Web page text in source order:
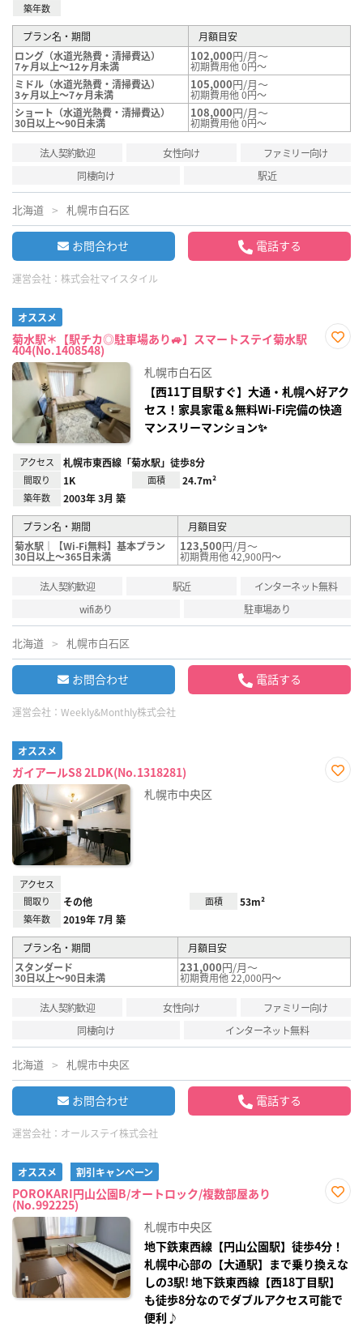
築年数
プラン名・期間
月額目安
ロング（水道光熱費・清掃費込）
7ヶ月以上～12ヶ月未満
102,000円/月～
初期費用他 0円～
ミドル（水道光熱費・清掃費込）
3ヶ月以上～7ヶ月未満
105,000円/月～
初期費用他 0円～
ショート（水道光熱費・清掃費込）
30日以上～90日未満
108,000円/月～
初期費用他 0円～
法人契約歓迎 女性向け
ファミリー向け
同棲向け
駅近
北海道 札幌市白石区
お問合わせ 電話する
運営会社： 株式会社マイスタイル
オススメ
菊水駅＊【駅チカ◎駐車場あり🚙】スマートステイ菊水駅
404(No.1408548)
録
札幌市白石区
【西11丁目駅すぐ】大通・札幌へ好アク
セス！家具家電＆無料Wi-Fi完備の快適
マンスリーマンション✨
アクセス 札幌市東西線「菊水駅」徒歩8分
間取り 1K 面積 24.7m²
築年数 2003年 3月 築
プラン名・期間
月額目安
菊水駅｜【Wi-Fi無料】基本プラン
30日以上～365日未満
123,500円/月～
初期費用他 42,900円～
法人契約歓迎 駅近
インターネット無料
wifiあり
駐車場あり
北海道 札幌市白石区
お問合わせ 電話する
運営会社： Weekly&Monthly株式会社
オススメ
ガイアールS8 2LDK(No.1318281)
札幌市中央区
アクセス
間取り
その他 面積 53m²
築年数 2019年 7月 築
プラン名・期間
月額目安
スタンダード
30日以上～90日未満
231,000円/月～
初期費用他 22,000円～
法人契約歓迎 女性向け
ファミリー向け
同棲向け
インターネット無料
北海道 札幌市中央区
お問合わせ 電話する
運営会社： オールステイ株式会社
オススメ 割引キャンペーン
POROKARI円山公園B/オートロック/複数部屋あり
(No.992225)
録
札幌市中央区
地下鉄東西線【円山公園駅】徒歩4分！
札幌中心部の【大通駅】まで乗り換えな
しの3駅! 地下鉄東西線【西18丁目駅】
も徒歩8分なのでダブルアクセス可能で
便利♪